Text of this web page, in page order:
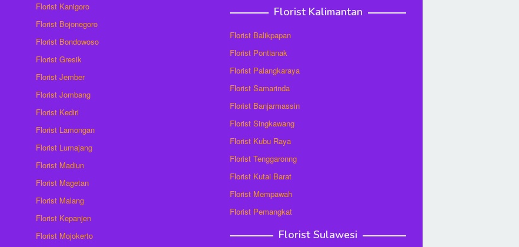
Florist Kanigoro
Florist Bojonegoro
Florist Bondowoso
Florist Gresik
Florist Jember
Florist Jombang
Florist Kediri
Florist Lamongan
Florist Lumajang
Florist Madiun
Florist Magetan
Florist Malang
Florist Kepanjen
Florist Mojokerto
Florist Kalimantan
Florist Balikpapan
Florist Pontianak
Florist Palangkaraya
Florist Samarinda
Florist Banjarmassin
Florist Singkawang
Florist Kubu Raya
Florist Tenggaronng
Florist Kutai Barat
Florist Mempawah
Florist Pemangkat
Florist Sulawesi